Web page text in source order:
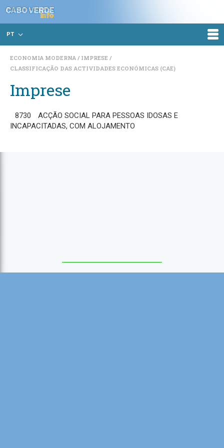
PT
ECONOMIA MODERNA
IMPRESE
CLASSIFICAÇÃO DAS ACTIVIDADES ECONÓMICAS (CAE)
Imprese
8730
ACÇÃO SOCIAL PARA PESSOAS IDOSAS E
INCAPACITADAS, COM ALOJAMENTO